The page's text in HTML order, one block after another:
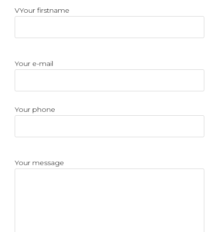
VYour firstname
Your e-mail
Your phone
Your message